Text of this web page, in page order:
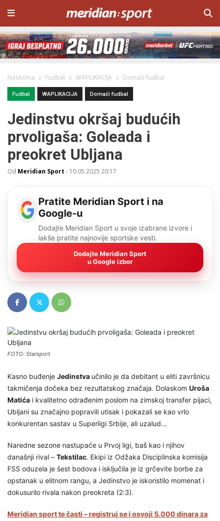
Naslovna Fudbal WAPLIKACIJA Domaći fudbal
Fudbal WAPLIKACIJA Domaći fudbal
Jedinstvu okršaj budućih
prvoligaša: Goleada i
preokret Ubljana
Od Meridian Sport - 10.05.2025 20:17
Pratite Meridian Sport i na
Google-u
Dodajte Meridian Sport u svoje izabrane izvore i
lakše pratite najnovije sportske vesti.
Dodajte Meridian Sport
u Google izbor
FOTO: Starsport
Kasno buđenje Jedinstva učinilo je da debitant u eliti završnicu
takmičenja dočeka bez rezultatskog značaja. Dolaskom Uroša
Matića i kvalitetno odrađenim poslom na zimskoj transfer pijaci,
Ubljani su značajno popravili utisak i pokazali se kao vrlo
konkurentan sastav u Superligi Srbije, ali uzalud…
Naredne sezone nastupaće u Prvoj ligi, baš kao i njihov
današnji rival – Tekstilac. Ekipi iz Odžaka Disciplinska komisija
FSS oduzela je šest bodova i isključila je iz grčevite borbe za
opstanak u elitnom rangu, a Jedinstvo je iskoristilo momenat i
dokusurilo rivala nakon preokreta (2:3).
Meridian sport te časti – registruj se i osvoji 5.000 dinara za